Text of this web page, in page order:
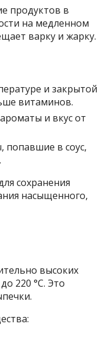
продуктов в
на медленном
варку и жарку.
и закрытой
витаминов.
и вкус от
в соус,
сохранения
насыщенного,
высоких
220 °С. Это